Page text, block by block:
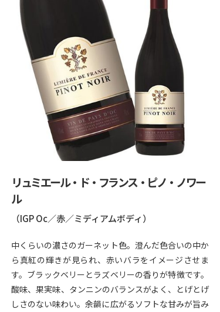
リュミエール・ド・フランス・ピノ・ノワー
ル
（IGP Oc／赤／ミディアムボディ）
中くらいの濃さのガーネット色。澄んだ色合いの中か
ら真紅の輝きが見られ、赤いバラをイメージさせま
す。ブラックベリーとラズベリーの香りが特徴です。
酸味、果実味、タンニンのバランスがよく、とげとげ
しさのない味わい。余韻に広がるソフトな甘みが旨み